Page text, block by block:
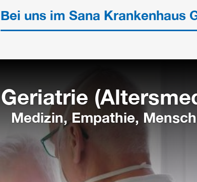
Bei uns im Sana Krankenhaus
Geriatrie
Medizin, Empathie,